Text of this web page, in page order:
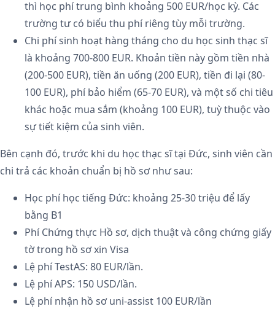
thì học phí trung bình khoảng 500 EUR/học kỳ. Các
trường tư có biểu thu phí riêng tùy mỗi trường.
Chi phí sinh hoạt hàng tháng cho du học sinh thạc sĩ
là khoảng 700-800 EUR. Khoản tiền này gồm tiền nhà
(200-500 EUR), tiền ăn uống (200 EUR), tiền đi lại (80-
100 EUR), phí bảo hiểm (65-70 EUR), và một số chi tiêu
khác hoặc mua sắm (khoảng 100 EUR), tuỳ thuộc vào
sự tiết kiệm của sinh viên.
Bên cạnh đó, trước khi du học thạc sĩ tại Đức, sinh viên cần
chi trả các khoản chuẩn bị hồ sơ như sau:
Học phí học tiếng Đức: khoảng 25-30 triệu để lấy
bằng B1
Phí Chứng thực Hồ sơ, dịch thuật và công chứng giấy
tờ trong hồ sơ xin Visa
Lệ phí TestAS: 80 EUR/lần.
Lệ phí APS: 150 USD/lần.
Lệ phí nhận hồ sơ uni-assist 100 EUR/lần